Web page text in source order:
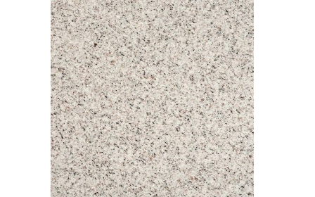
URNENANLAGEN
LEUCHTGRABMALE
ACCESSOIRES
KONTAKT
ADRESSEN NIEDERLASSUNGEN
ÖFFNUNGSZEITEN
Imperial white